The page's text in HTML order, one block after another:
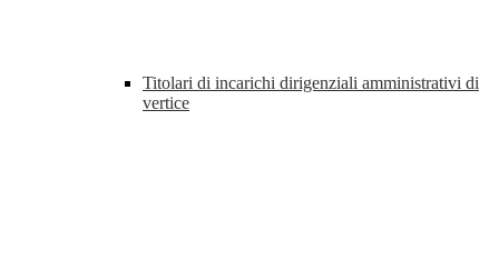
Titolari di incarichi dirigenziali amministrativi di
vertice